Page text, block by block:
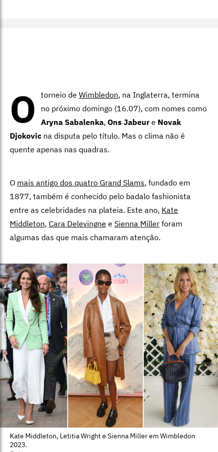
O torneio de Wimbledon, na Inglaterra, termina
no próximo domingo (16.07), com nomes como
Aryna Sabalenka, Ons Jabeure Novak
Djokovic na disputa pelo título. Mas o clima não é
quente apenas nas quadras.
O mais antigo dos quatro Grand Slams, fundado em
1877, também é conhecido pelo badalo fashionista
entre as celebridades na plateia. Este ano, Kate
Middleton, Cara Delevingne e Sienna Miller foram
algumas das que mais chamaram atenção.
Kate Middleton, Letitia Wright e Sienna Miller em Wimbledon
2023.